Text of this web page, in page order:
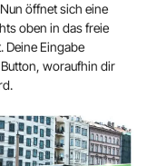
öffnet sich eine
oben in das freie
Deine Eingabe
woraufhin dir